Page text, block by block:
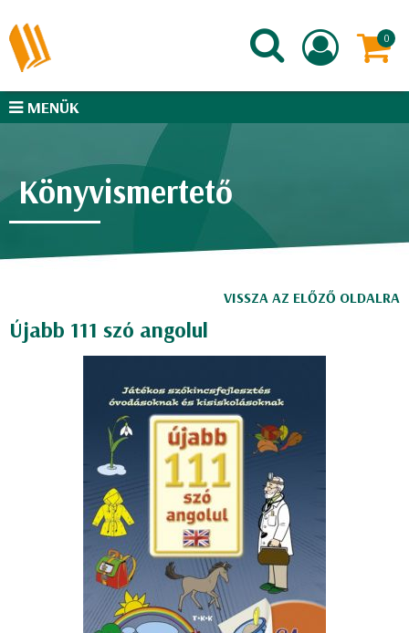
MENÜK
Könyvismertető
VISSZA AZ ELŐZŐ OLDALRA
Újabb 111 szó angolul